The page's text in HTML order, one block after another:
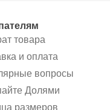
товара
и оплата
вопросы
Долями
размеров